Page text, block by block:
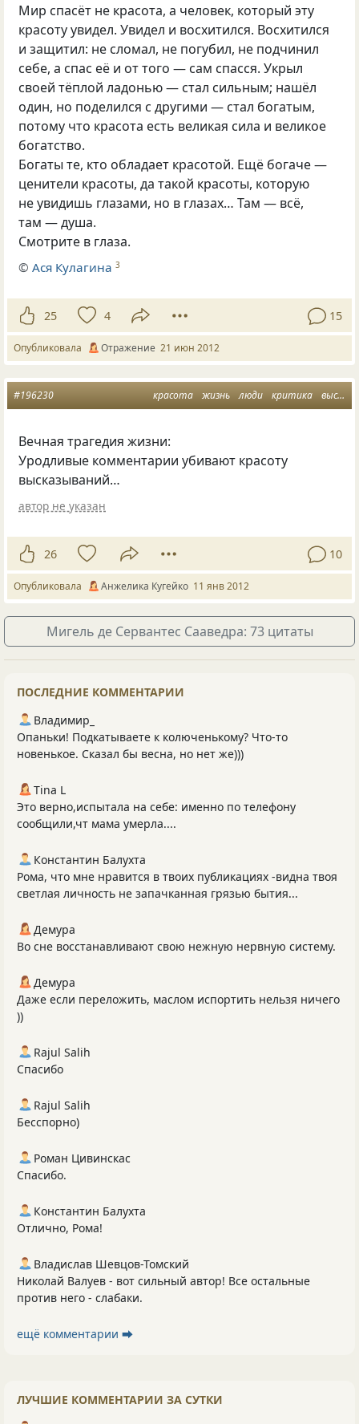
Мир спасёт не красота, а человек, который эту
красоту увидел. Увидел и восхитился. Восхитился
и защитил: не сломал, не погубил, не подчинил
себе, а спас её и от того — сам спасся. Укрыл
своей тёплой ладонью — стал сильным; нашёл
один, но поделился с другими — стал богатым,
потому что красота есть великая сила и великое
богатство.
Богаты те, кто обладает красотой. Ещё богаче —
ценители красоты, да такой красоты, которую
не увидишь глазами, но в глазах… Там — всё,
там — душа.
Смотрите в глаза.
©Ася Кулагина 3
25 4 15
Опубликовала Отражение 21 июн 2012
красота жизнь люди критика высказывания
#196230
Вечная трагедия жизни:
Уродливые комментарии убивают красоту
высказываний…
автор не указан
26 10
Опубликовала Анжелика Кугейко 11 янв 2012
Мигель де Сервантес Сааведра: 73 цитаты
ПОСЛЕДНИЕ КОММЕНТАРИИ
Владимир_
Опаньки! Подкатываете к колюченькому? Что-то
новенькое. Сказал бы весна, но нет же)))
Tina L
Это верно,испытала на себе: именно по телефону
сообщили,чт мама умерла....
Константин Балухта
Рома, что мне нравится в твоих публикациях -видна твоя
светлая личность не запачканная грязью бытия...
Демура
Во сне восстанавливают свою нежную нервную систему.
Демура
Даже если переложить, маслом испортить нельзя ничего
))
Rajul Salih
Спасибо
Rajul Salih
Бесспорно)
Роман Цивинскас
Спасибо.
Константин Балухта
Отлично, Рома!
Владислав Шевцов-Томский
Николай Валуев - вот сильный автор! Все остальные
против него - слабаки.
ещё комментарии ⮕
ЛУЧШИЕ КОММЕНТАРИИ ЗА СУТКИ